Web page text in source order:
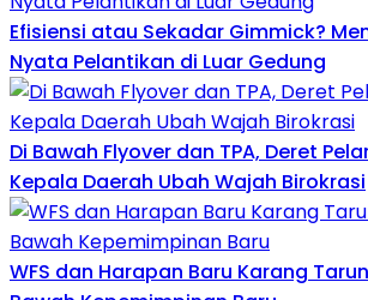
Efisiensi atau Sekadar Gimmick?
Nyata Pelantikan di Luar Gedung
Di Bawah Flyover dan TPA, Deret
Kepala Daerah Ubah Wajah Birokrasi
WFS dan Harapan Baru Karang